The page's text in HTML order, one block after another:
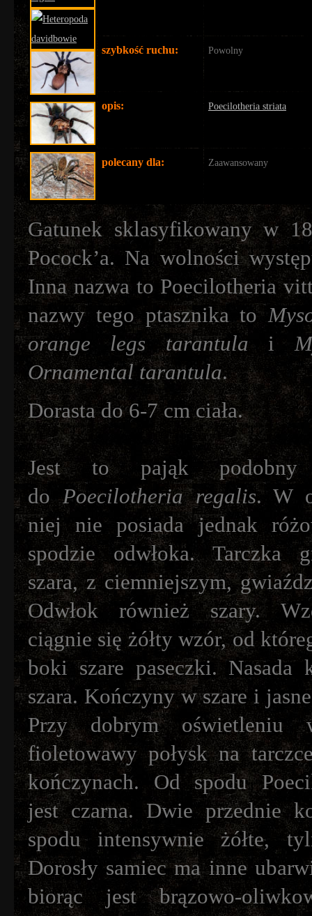
szybkość ruchu: Powolny
opis: Poecilotheria striata
polecany dla: Zaawansowany
Gatunek sklasyfikowany w
Pocock’a. Na wolności
Inna nazwa to Poecilotheria
nazwy tego ptasznika to
orange legs tarantula i
Ornamental tarantula.
Dorasta do 6-7 cm ciała.
Jest to pająk
doPoecilotheria regalis. W
niej nie posiada jednak
spodzie odwłoka. Tarczka
szara, z ciemniejszym,
Odwłok również szary.
ciągnie się żółty wzór, od
boki szare paseczki. Nasada
szara. Kończyny w szare i
Przy dobrym oświetleniu
fioletowawy połysk na
kończynach. Od spodu
jest czarna. Dwie przednie
spodu intensywnie żółte,
Dorosły samiec ma inne
biorąc jest brązowo-